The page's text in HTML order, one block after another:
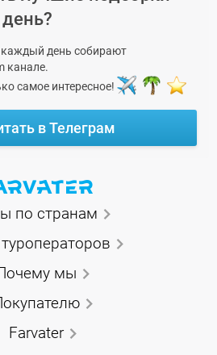
день собирают
канале.
самое интересное!
в Телеграм
по странам
мы
Farvater